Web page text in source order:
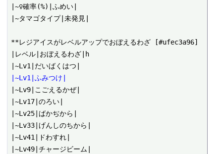
|~♀確率(%)|ふめい|
|~タマゴタイプ|未発見|
**レジアイスがレベルアップでおぼえるわざ [#ufec3a96]
|レベル|おぼえるわざ|h
|~Lv1|ふみつけ|
|~Lv9|こごえるかぜ|
|~Lv17|のろい|
|~Lv25|ばかぢから|
|~Lv33|げんしのちから|
|~Lv41|ドわすれ|
|~Lv49|チャージビーム|